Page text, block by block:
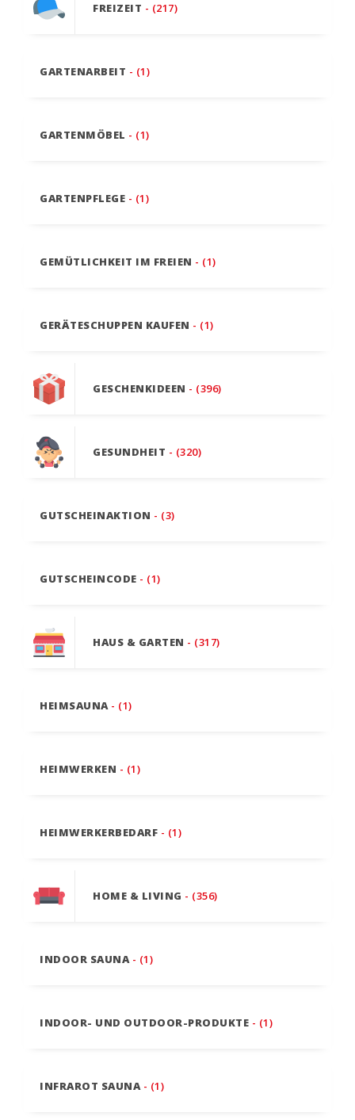
FREIZEIT - (217)
GARTENARBEIT - (1)
GARTENMÖBEL - (1)
GARTENPFLEGE - (1)
GEMÜTLICHKEIT IM FREIEN - (1)
GERÄTESCHUPPEN KAUFEN - (1)
GESCHENKIDEEN - (396)
GESUNDHEIT - (320)
GUTSCHEINAKTION - (3)
GUTSCHEINCODE - (1)
HAUS & GARTEN - (317)
HEIMSAUNA - (1)
HEIMWERKEN - (1)
HEIMWERKERBEDARF - (1)
HOME & LIVING - (356)
INDOOR SAUNA - (1)
INDOOR- UND OUTDOOR-PRODUKTE - (1)
INFRAROT SAUNA - (1)